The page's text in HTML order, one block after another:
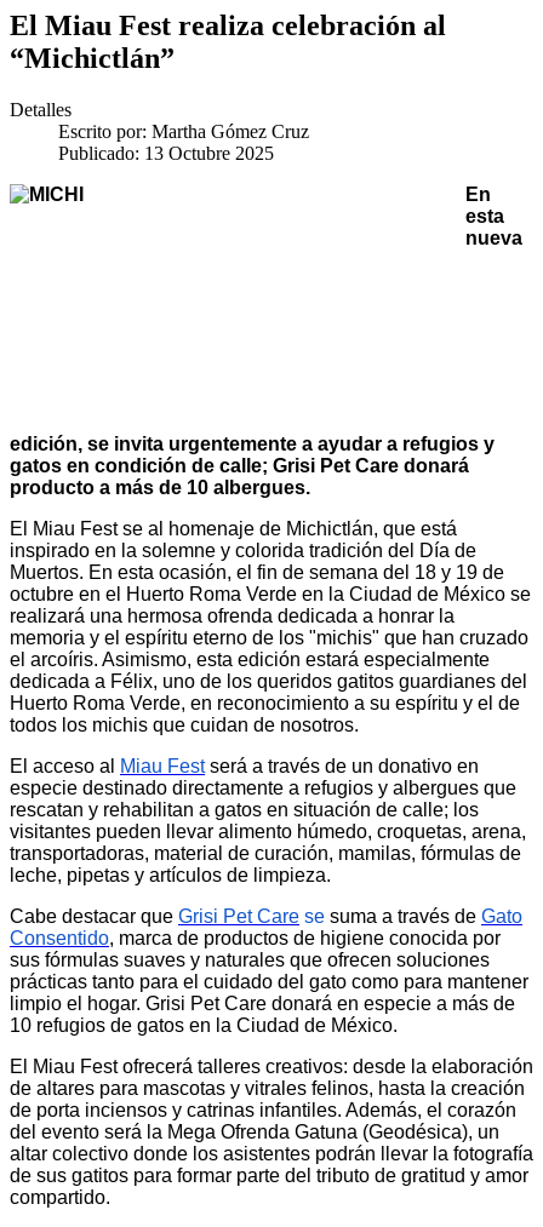
El Miau Fest realiza celebración al
“Michictlán”
Detalles
Escrito por: Martha Gómez Cruz
Publicado: 13 Octubre 2025
En
esta
nueva
edición, se invita urgentemente a ayudar a refugios y
gatos en condición de calle; Grisi Pet Care donará
producto a más de 10 albergues.
El Miau Fest se al homenaje de Michictlán, que está
inspirado en la solemne y colorida tradición del Día de
Muertos. En esta ocasión, el fin de semana del 18 y 19 de
octubre en el Huerto Roma Verde en la Ciudad de México se
realizará una hermosa ofrenda dedicada a honrar la
memoria y el espíritu eterno de los "michis" que han cruzado
el arcoíris. Asimismo, esta edición estará especialmente
dedicada a Félix, uno de los queridos gatitos guardianes del
Huerto Roma Verde, en reconocimiento a su espíritu y el de
todos los michis que cuidan de nosotros.
El acceso al
Miau Festserá a través de un donativo en
especie destinado directamente a refugios y albergues que
rescatan y rehabilitan a gatos en situación de calle; los
visitantes pueden llevar alimento húmedo, croquetas, arena,
transportadoras, material de curación, mamilas, fórmulas de
leche, pipetas y artículos de limpieza.
Cabe destacar que Grisi Pet Care se suma a través de Gato
Consentido, marca de productos de higiene conocida por
sus fórmulas suaves y naturales que ofrecen soluciones
prácticas tanto para el cuidado del gato como para mantener
limpio el hogar. Grisi Pet Care donará en especie a más de
10 refugios de gatos en la Ciudad de México.
El Miau Fest ofrecerá talleres creativos: desde la elaboración
de altares para mascotas y vitrales felinos, hasta la creación
de porta inciensos y catrinas infantiles. Además, el corazón
del evento será la Mega Ofrenda Gatuna (Geodésica), un
altar colectivo donde los asistentes podrán llevar la fotografía
de sus gatitos para formar parte del tributo de gratitud y amor
compartido.